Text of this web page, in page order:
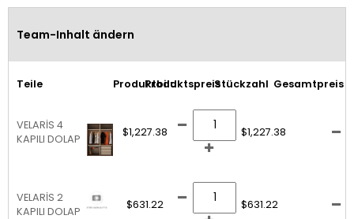
Team-Inhalt ändern
Teile ProduktbildProduktspreisStückzahl Gesamtpreis
VELARİS 4
KAPILI DOLAP
$1,227.38 $1,227.38
VELARİS 2
KAPILI DOLAP
$631.22 $631.22